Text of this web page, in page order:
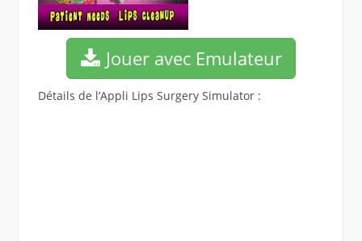
Jouer avec Emulateur
Détails de l’Appli Lips Surgery Simulator :